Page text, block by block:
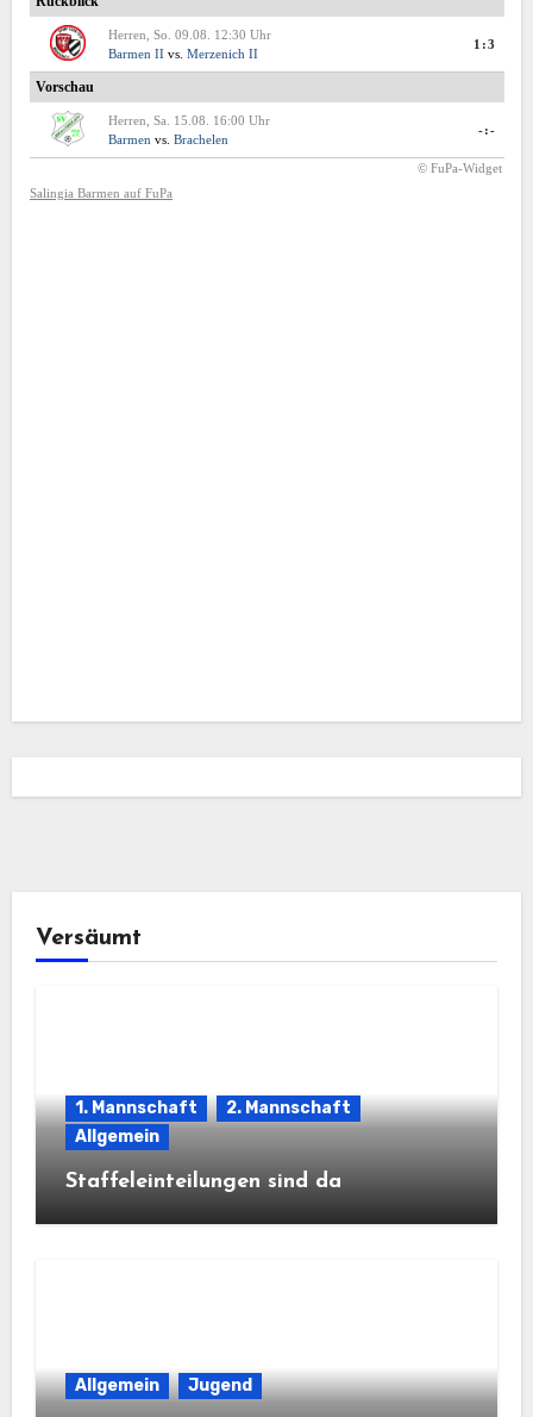
Versäumt
1. Mannschaft
2. Mannschaft
Allgemein
Staffeleinteilungen sind da
Allgemein Jugend